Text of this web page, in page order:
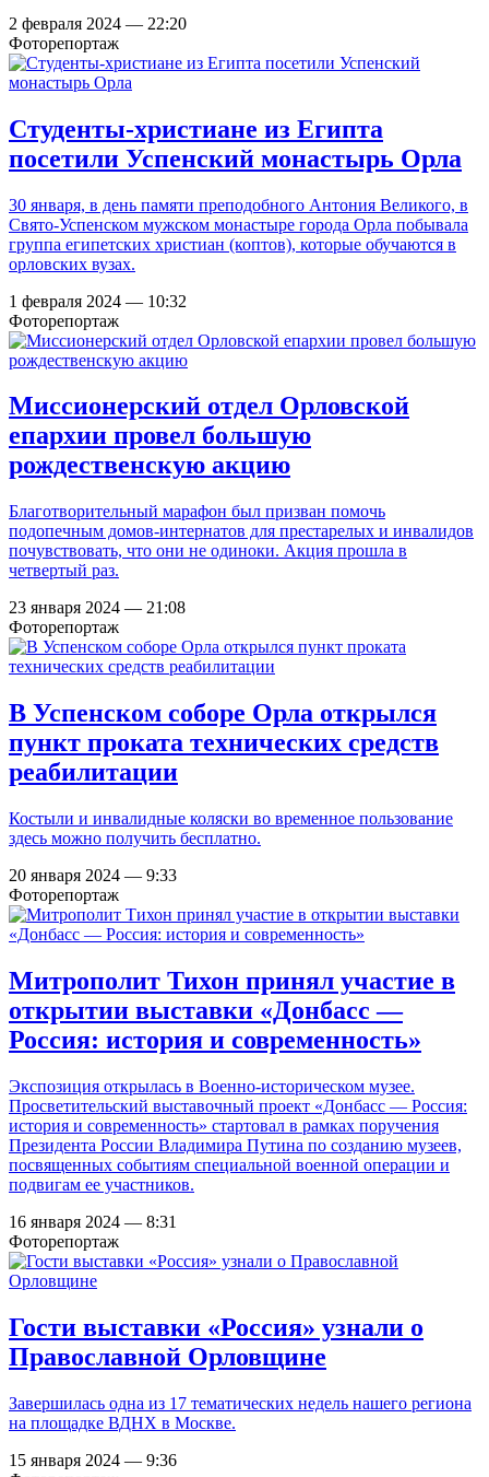
2 февраля 2024 — 22:20
Фоторепортаж
Студенты-христиане из Египта
посетили Успенский монастырь Орла
30 января, в день памяти преподобного Антония Великого, в
Свято-Успенском мужском монастыре города Орла побывала
группа египетских христиан (коптов), которые обучаются в
орловских вузах.
1 февраля 2024 — 10:32
Фоторепортаж
Миссионерский отдел Орловской
епархии провел большую
рождественскую акцию
Благотворительный марафон был призван помочь
подопечным домов-интернатов для престарелых и инвалидов
почувствовать, что они не одиноки. Акция прошла в
четвертый раз.
23 января 2024 — 21:08
Фоторепортаж
В Успенском соборе Орла открылся
пункт проката технических средств
реабилитации
Костыли и инвалидные коляски во временное пользование
здесь можно получить бесплатно.
20 января 2024 — 9:33
Фоторепортаж
Митрополит Тихон принял участие в
открытии выставки «Донбасс —
Россия: история и современность»
Экспозиция открылась в Военно-историческом музее.
Просветительский выставочный проект «Донбасс — Россия:
история и современность» стартовал в рамках поручения
Президента России Владимира Путина по созданию музеев,
посвященных событиям специальной военной операции и
подвигам ее участников.
16 января 2024 — 8:31
Фоторепортаж
Гости выставки «Россия» узнали о
Православной Орловщине
Завершилась одна из 17 тематических недель нашего региона
на площадке ВДНХ в Москве.
15 января 2024 — 9:36